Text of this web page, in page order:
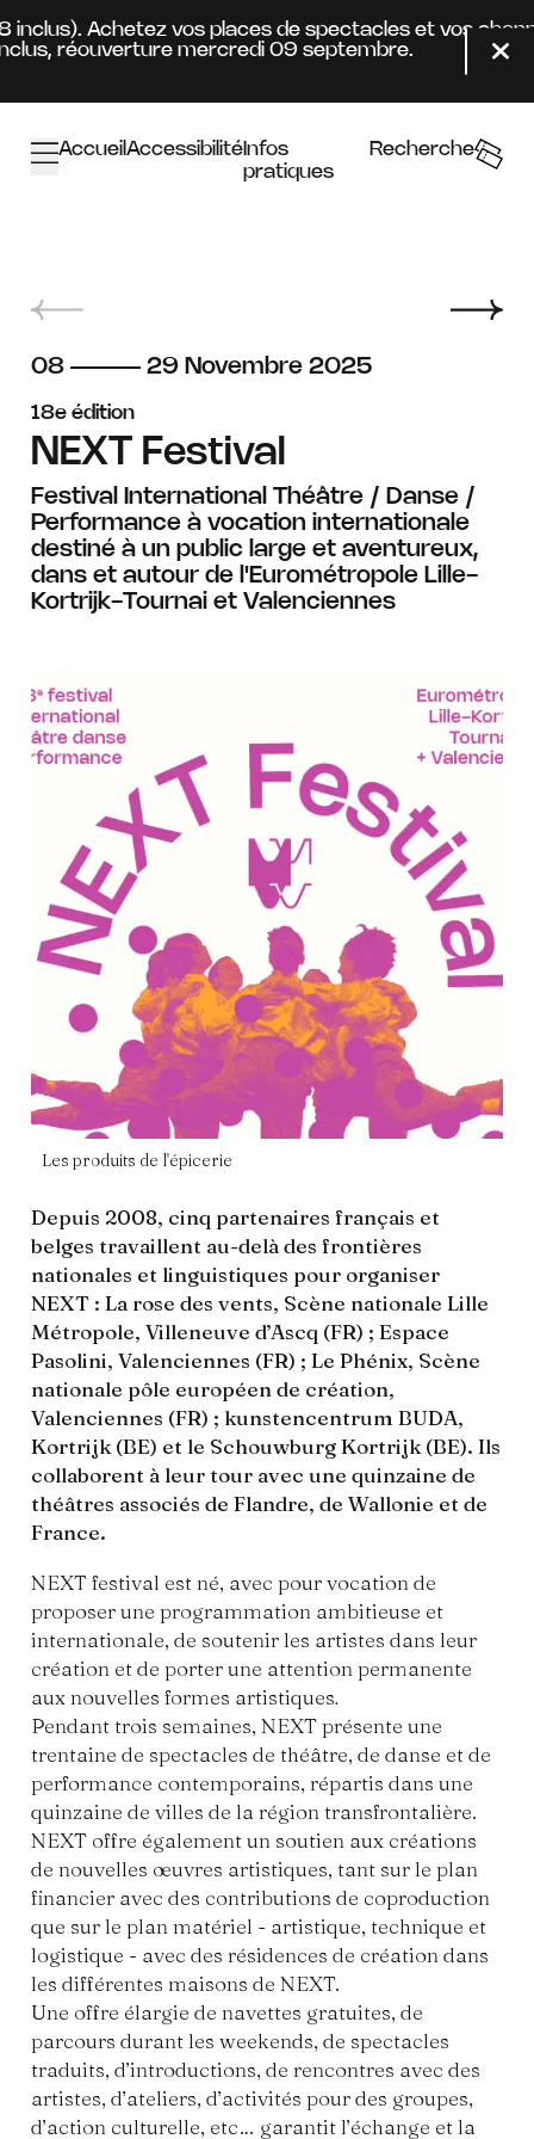
Achetez vos places de spectacles et vos
réouverture mercredi 09 septembre.
AccueilAccessibilitéInfos
pratiques
Recherche
du
08 au
29 novembre
Novembre 2025
18e édition
NEXT Festival
Festival International Théâtre / Danse /
Performance à vocation internationale
destiné à un public large et aventureux,
dans et autour de l'Eurométropole Lille-
Kortrijk-Tournai et Valenciennes
Les produits de l'épicerie
Depuis 2008, cinq partenaires français et
belges travaillent au-delà des frontières
nationales et linguistiques pour organiser
NEXT : La rose des vents, Scène nationale Lille
Métropole, Villeneuve d’Ascq (FR) ; Espace
Pasolini, Valenciennes (FR) ; Le Phénix, Scène
nationale pôle européen de création,
Valenciennes (FR) ; kunstencentrum BUDA,
Kortrijk (BE) et le Schouwburg Kortrijk (BE). Ils
collaborent à leur tour avec une quinzaine de
théâtres associés de Flandre, de Wallonie et de
France.
NEXT festival est né, avec pour vocation de
proposer une programmation ambitieuse et
internationale, de soutenir les artistes dans leur
création et de porter une attention permanente
aux nouvelles formes artistiques.
Pendant trois semaines, NEXT présente une
trentaine de spectacles de théâtre, de danse et de
performance contemporains, répartis dans une
quinzaine de villes de la région transfrontalière.
NEXT offre également un soutien aux créations
de nouvelles œuvres artistiques, tant sur le plan
financier avec des contributions de coproduction
que sur le plan matériel - artistique, technique et
logistique - avec des résidences de création dans
les différentes maisons de NEXT.
Une offre élargie de navettes gratuites, de
parcours durant les weekends, de spectacles
traduits, d’introductions, de rencontres avec des
artistes, d’ateliers, d’activités pour des groupes,
d’action culturelle, etc… garantit l’échange et la